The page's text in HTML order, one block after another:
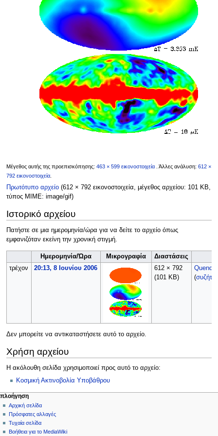
Μέγεθος αυτής της προεπισκόπησης: 463 × 599 εικονοστοιχεία. Άλλες ανάλυση: 612 ×
792 εικονοστοιχεία.
Πρωτότυπο αρχείο (612 × 792 εικονοστοιχεία, μέγεθος αρχείου: 101 KB,
τύπος MIME: image/gif)
Ιστορικό αρχείου
Πατήστε σε μια ημερομηνία/ώρα για να δείτε το αρχείο όπως
εμφανιζόταν εκείνη την χρονική στιγμή.
Ημερομηνία/Ώρα Μικρογραφία Διαστάσεις
τρέχον
20:13, 8 Ιουνίου 2006
612 × 792
(101 KB)
Quendi
(
Δεν μπορείτε να αντικαταστήσετε αυτό το αρχείο.
Χρήση αρχείου
Η ακόλουθη σελίδα χρησιμοποιεί προς αυτό το αρχείο:
Κοσμική Ακτινοβολία Υποβάθρου
Μ
ε
ν
ο
ενέργειες σελίδας
αρχείο
συζήτηση
ανάγνωση
προβολή
προσωπικά εργαλεία
δημιουργία
λογαριασμού
σύνδεση
πλοήγηση
Αρχική σελίδα
Πρόσφατες αλλαγές
Τυχαία σελίδα
Βοήθεια για το MediaWiki